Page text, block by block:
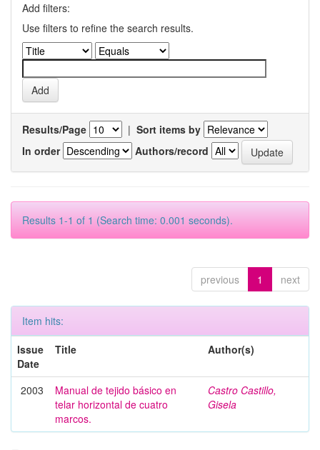
Add filters:
Use filters to refine the search results.
Results/Page | Sort items by
In order
Authors/record
Results 1-1 of 1 (Search time: 0.001 seconds).
previous 1 next
Item hits:
Issue
Date
Title Author(s)
2003
Manual de tejido básico en
telar horizontal de cuatro
marcos.
Castro Castillo,
Gisela